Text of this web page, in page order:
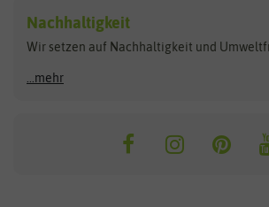
Heizmatte & Heizkabel
Kokos-Quelltabletten
Zimmergewächshaus
Carl Pabst
Florissa
Flortis
Franchi Sementi JUB
Nachhaltigkeit
Wir setzen auf Nachhaltigkeit und
...mehr